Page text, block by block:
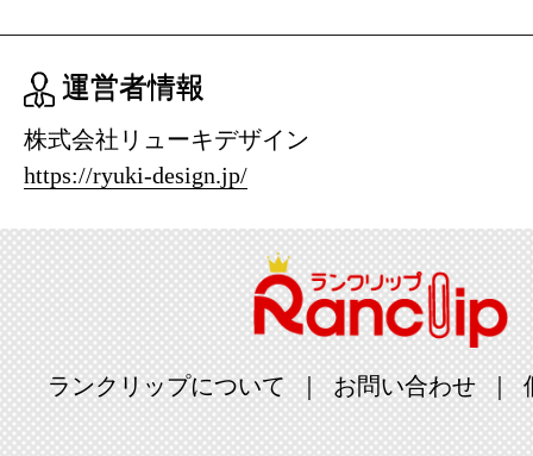
運営者情報
株式会社リューキデザイン
https://ryuki-design.jp/
ランクリップについて お問い合わせ